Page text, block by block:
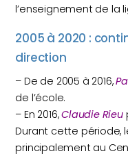
l’enseignement de la
2005 à 2020 :
direction
– De de 2005 à 2016,
de l’école.
– En 2016,Claudie Rieu
Durant cette période,
principalement au